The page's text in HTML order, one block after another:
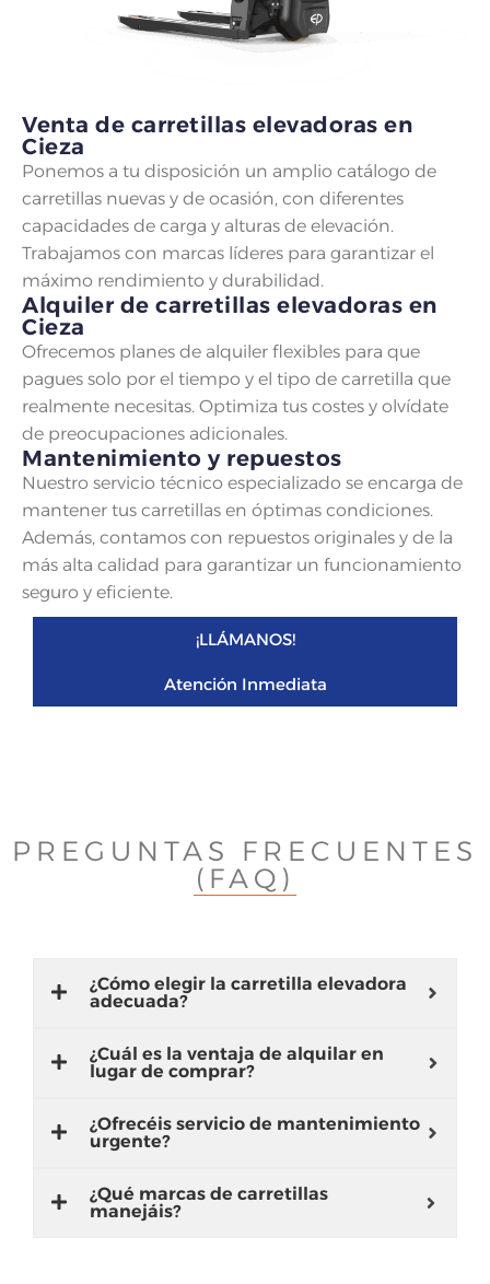
Venta de carretillas elevadoras en
Cieza
Ponemos a tu disposición un amplio catálogo de
carretillas nuevas y de ocasión, con diferentes
capacidades de carga y alturas de elevación.
Trabajamos con marcas líderes para garantizar el
máximo rendimiento y durabilidad.
Alquiler de carretillas elevadoras en
Cieza
Ofrecemos planes de alquiler flexibles para que
pagues solo por el tiempo y el tipo de carretilla que
realmente necesitas. Optimiza tus costes y olvídate
de preocupaciones adicionales.
Mantenimiento y repuestos
Nuestro servicio técnico especializado se encarga de
mantener tus carretillas en óptimas condiciones.
Además, contamos con repuestos originales y de la
más alta calidad para garantizar un funcionamiento
seguro y eficiente.
¡LLÁMANOS!
Atención Inmediata
PREGUNTAS FRECUENTES
(FAQ)
¿Cómo elegir la carretilla elevadora
adecuada?
¿Cuál es la ventaja de alquilar en
lugar de comprar?
¿Ofrecéis servicio de mantenimiento
urgente?
¿Qué marcas de carretillas
manejáis?